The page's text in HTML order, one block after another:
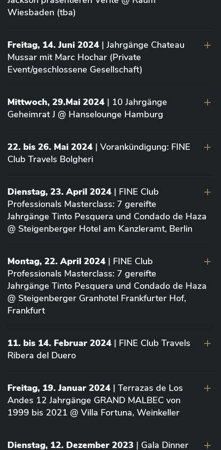
Wiesbaden (tba)
Freitag, 14. Juni 2024 | Jahrgänge Chateau
Mussar mit Marc Hochar (Private
Event/geschlossene Gesellschaft)
Mittwoch, 29.Mai 2024 | 10 Jahrgänge
Geheimrat J @ Hanselounge Hamburg
22. bis 26. Mai 2024 | Vorankündigung: FINE
Club Travels Bolgheri
Dienstag, 23. April 2024 | FINE Club
Professionals Masterclass: 7 gereifte
Jahrgänge Tinto Pesquera und Condado de Haza
@ Steigenberger Hotel am Kanzleramt, Berlin
Montag, 22. April 2024 | FINE Club
Professionals Masterclass: 7 gereifte
Jahrgänge Tinto Pesquera und Condado de Haza
@ Steigenberger Granhotel Frankfurter Hof,
Frankfurt
11. bis 14. Februar 2024 | FINE Club Travels
Ribera del Duero
Freitag, 19. Januar 2024 | Terrazas de Los
Andes 12 Jahrgänge GRAND MALBEC von
1999 bis 2021 @ Villa Fortuna, Weinkeller
Dienstag, 12. Dezember 2023 | Gala Dinner